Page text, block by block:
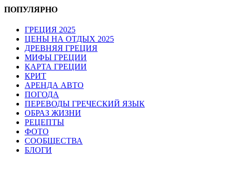
ПОПУЛЯРНО
ГРЕЦИЯ 2025
ЦЕНЫ НА ОТДЫХ 2025
ДРЕВНЯЯ ГРЕЦИЯ
МИФЫ ГРЕЦИИ
КАРТА ГРЕЦИИ
КРИТ
АРЕНДА АВТО
ПОГОДА
ПЕРЕВОДЫ ГРЕЧЕСКИЙ ЯЗЫК
ОБРАЗ ЖИЗНИ
РЕЦЕПТЫ
ФОТО
СООБЩЕСТВА
БЛОГИ